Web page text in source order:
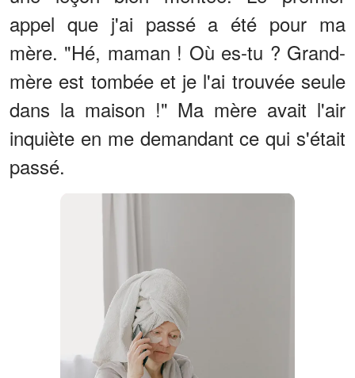
appel que j'ai passé a été pour ma
mère. "Hé, maman ! Où es-tu ? Grand-
mère est tombée et je l'ai trouvée seule
dans la maison !" Ma mère avait l'air
inquiète en me demandant ce qui s'était
passé.